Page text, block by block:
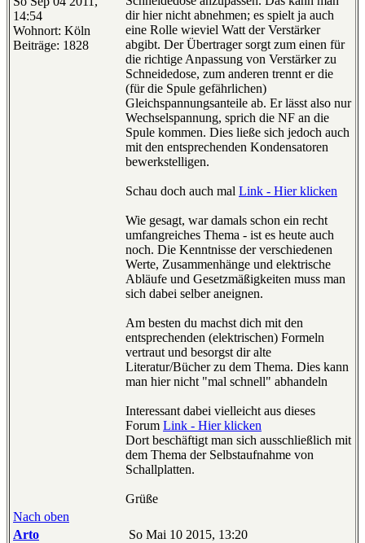
14:54
Wohnort: Köln
Beiträge: 1828
dir hier nicht abnehmen; es spielt ja auch
eine Rolle wieviel Watt der Verstärker
abgibt. Der Übertrager sorgt zum einen für
die richtige Anpassung von Verstärker zu
Schneidedose, zum anderen trennt er die
(für die Spule gefährlichen)
Gleichspannungsanteile ab. Er lässt also nur
Wechselspannung, sprich die NF an die
Spule kommen. Dies ließe sich jedoch auch
mit den entsprechenden Kondensatoren
bewerkstelligen.
Schau doch auch mal Link - Hier klicken
Wie gesagt, war damals schon ein recht
umfangreiches Thema - ist es heute auch
noch. Die Kenntnisse der verschiedenen
Werte, Zusammenhänge und elektrische
Abläufe und Gesetzmäßigkeiten muss man
sich dabei selber aneignen.
Am besten du machst dich mit den
entsprechenden (elektrischen) Formeln
vertraut und besorgst dir alte
Literatur/Bücher zu dem Thema. Dies kann
man hier nicht "mal schnell" abhandeln
Interessant dabei vielleicht aus dieses
Forum Link - Hier klicken
Dort beschäftigt man sich ausschließlich mit
dem Thema der Selbstaufnahme von
Schallplatten.
Grüße
Nach oben
Arto
So Mai 10 2015, 13:20